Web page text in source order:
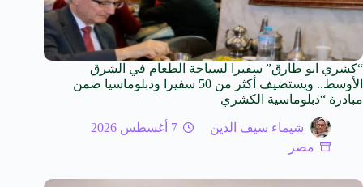
“كشري ابو طارق” سفيرا لسياحة الطعام في الشرق
الأوسط.. ويستضيف أكثر من 50 سفيرا ودبلوماسيا ضمن
مبادرة “دبلوماسية الكشري
شيماء سيف الدين
7 أغسطس 2026
مصر